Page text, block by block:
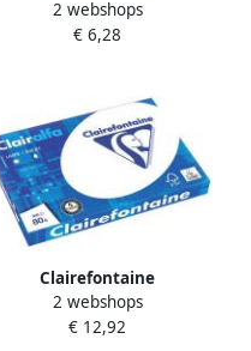
Kopieerpapier Clairalfa A4
80gr wit 500 vel
2 webshops
€ 6,28
Clairefontaine
Kopieerpapier Clairalfa A3
80gr wit 500 vel
2 webshops
€ 12,92